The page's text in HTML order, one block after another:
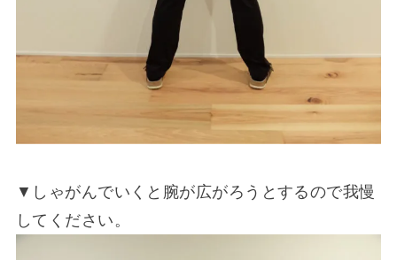
▼しゃがんでいくと腕が広がろうとするので我慢
してください。